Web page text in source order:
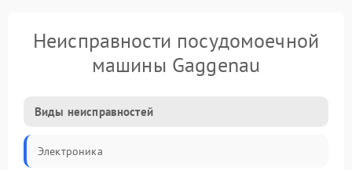
Неисправности посудомоечной
машины Gaggenau
Виды неисправностей
Электроника